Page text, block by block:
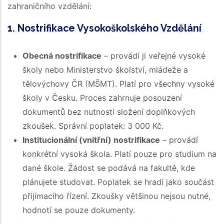
zahraničního vzdělání:
1. Nostrifikace Vysokoškolského Vzdělání
Obecná nostrifikace – provádí ji veřejné vysoké
školy nebo Ministerstvo školství, mládeže a
tělovýchovy ČR (MŠMT). Platí pro všechny vysoké
školy v Česku. Proces zahrnuje posouzení
dokumentů bez nutnosti složení doplňkových
zkoušek. Správní poplatek: 3 000 Kč.
Institucionální (vnitřní) nostrifikace – provádí
konkrétní vysoká škola. Platí pouze pro studium na
dané škole. Žádost se podává na fakultě, kde
plánujete studovat. Poplatek se hradí jako součást
přijímacího řízení. Zkoušky většinou nejsou nutné,
hodnotí se pouze dokumenty.